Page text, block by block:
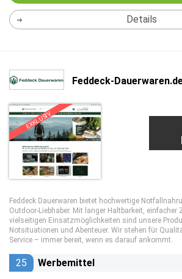
Details
Feddeck-
EXKLUSIV
Feddeck Dauerwaren bietet hochwertige
Outdoor-Liebhaber. Mit langer Haltbarkeit, einfacher
vielseitigen Einsatzmöglichkeiten sind unsere
Notsituationen und Abenteuer. Wir stehen für
Service – immer bereit, wenn es darauf ankommt.
25 Werbemittel